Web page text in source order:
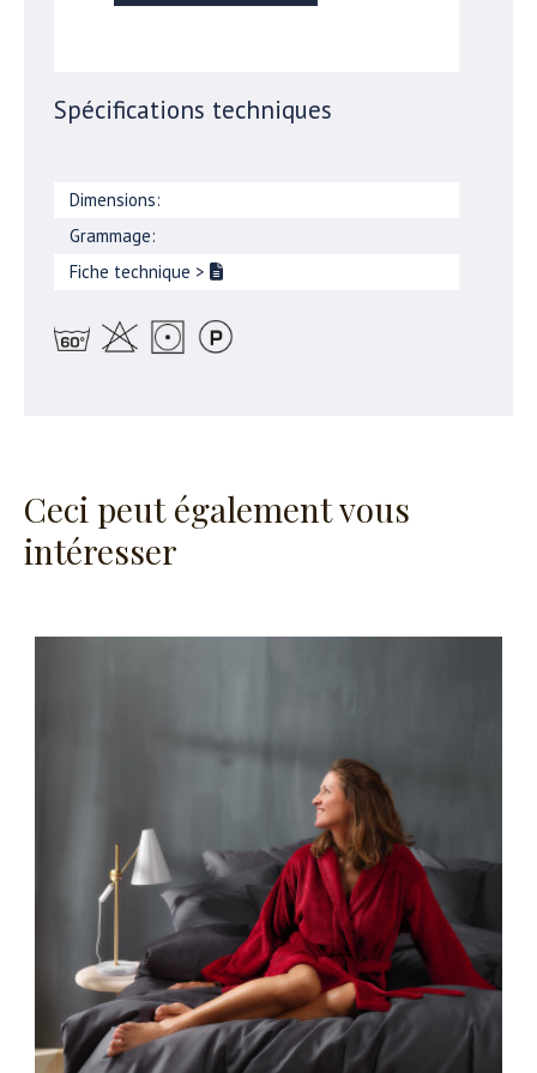
Spécifications techniques
Dimensions:
Grammage:
Fiche technique >
Ceci peut également vous
intéresser